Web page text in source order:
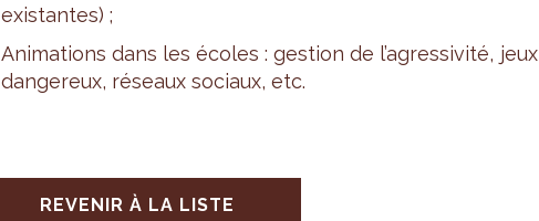
exis­tantes) ;
Ani­ma­tions dans les écoles : ges­tion de l’agres­si­vité, jeux
dan­ge­reux, réseaux sociaux, etc.
REVENIR À LA LISTE